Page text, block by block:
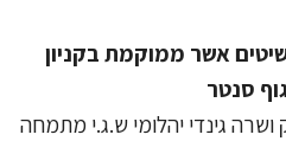
אשר ממוקמת בקניון
סנטר
גינדי יהלומי ש.ג.י מתמחה